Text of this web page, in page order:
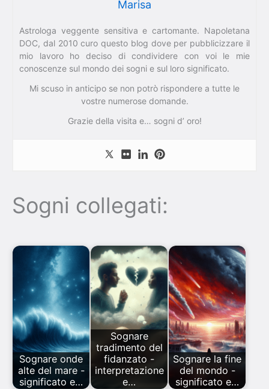
Marisa
Astrologa veggente sensitiva e cartomante. Napoletana
DOC, dal 2010 curo questo blog dove per pubblicizzare il
mio lavoro ho deciso di condividere con voi le mie
conoscenze sul mondo dei sogni e sul loro significato.
Mi scuso in anticipo se non potrò rispondere a tutte le
vostre numerose domande.
Grazie della visita e… sogni d’ oro!
Sogni collegati:
Sognare onde
alte del mare -
significato e…
Sognare
tradimento del
fidanzato -
interpretazione
e…
Sognare la fine
del mondo -
significato e…